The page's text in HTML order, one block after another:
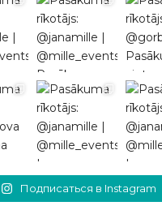
Подписаться в Instagram